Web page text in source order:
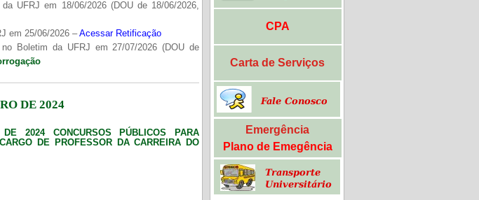
UFRJ em 18/06/2026 (DOU de 18/06/2026,
em 25/06/2026 –Acessar Retificação
no Boletim da UFRJ em 27/07/2026 (DOU de
DE 2024
2024 CONCURSOS PÚBLICOS PARA
DE PROFESSOR DA CARREIRA DO
CPA
Carta de Serviços
Emergência
Plano de Emegência